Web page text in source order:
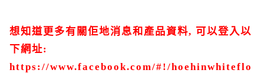
想知道更多有關佢地消息和產品資料, 可以登入以
下網址:
https://www.facebook.com/#!/hoehinwhiteflo